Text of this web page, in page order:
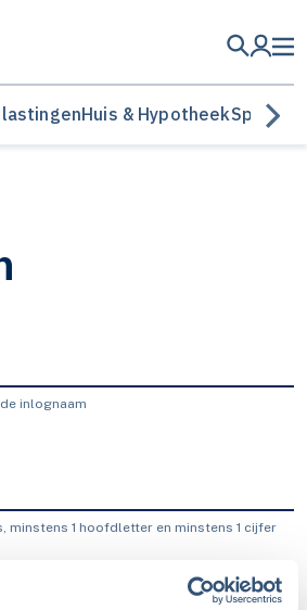
Huis & HypotheekSparen
inlognaam
minstens 1 hoofdletter en minstens 1 cijfer